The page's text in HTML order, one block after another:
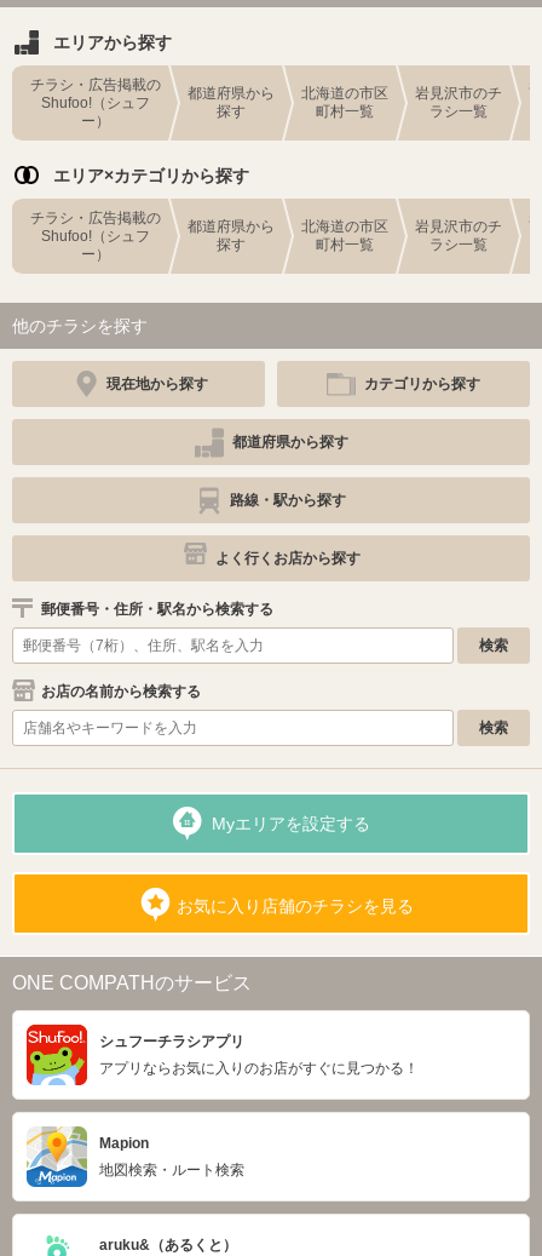
エリアから探す
チラシ・広告掲載の
Shufoo!（シュフ
ー）
都道府県から
探す
北海道の市区
町村一覧
岩見沢市のチ
ラシ一覧
エリア×カテゴリから探す
チラシ・広告掲載の
Shufoo!（シュフ
ー）
都道府県から
探す
北海道の市区
町村一覧
岩見沢市のチ
ラシ一覧
他のチラシを探す
現在地から探す カテゴリから探す
都道府県から探す
路線・駅から探す
よく行くお店から探す
郵便番号・住所・駅名から検索する
お店の名前から検索する
Myエリアを設定する
お気に入り店舗のチラシを見る
ONE COMPATHのサービス
シュフーチラシアプリ
アプリならお気に入りのお店がすぐに見つかる！
Mapion
地図検索・ルート検索
aruku&（あるくと）